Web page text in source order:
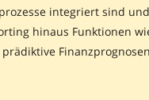
integriert sind
hinaus Funktionen